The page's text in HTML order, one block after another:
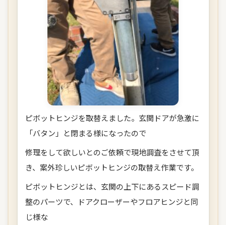
ピボットヒンジを取替えました。玄関ドアが急激に
「バタン」と閉まる様になったので
修理をして欲しいとのご依頼で現地調査をさせて頂
き、案外珍しいピボットヒンジの取替え作業です。
ピボットヒンジとは、玄関の上下にあるスピード調
整のパーツで、ドアクローザーやフロアヒンジと同
じ様な